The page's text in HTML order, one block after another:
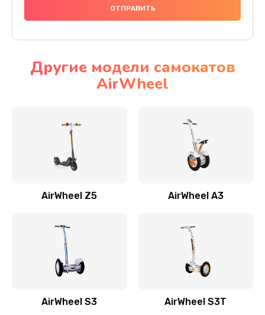
Другие модели самокатов
AirWheel
AirWheel Z5 AirWheel A3
AirWheel S3 AirWheel S3T